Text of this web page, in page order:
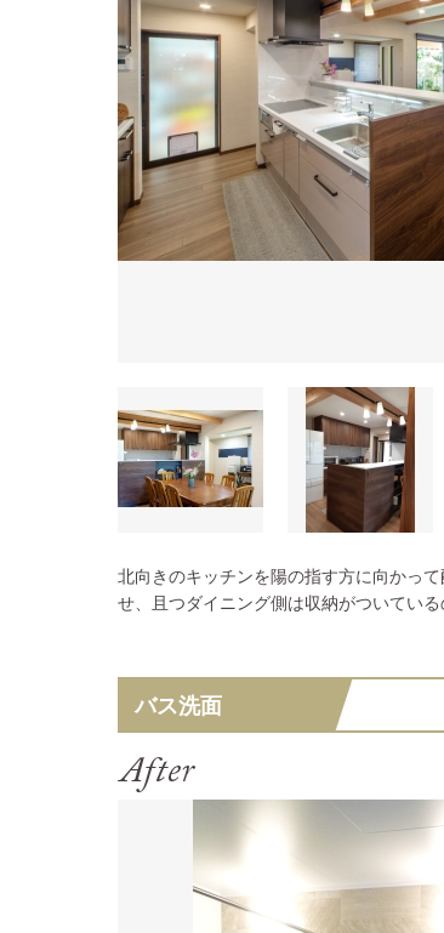
北向きのキッチンを陽の指す方に向かっ
せ、且つダイニング側は収納がついている
バス洗面